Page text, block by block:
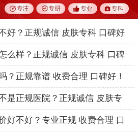
好？正规诚信 皮肤专科 口碑好
么样？正规诚信 皮肤专科 口碑
？正规靠谱 收费合理 口碑好！
是正规医院？正规诚信 皮肤专
好不好？专业正规 收费合理 口